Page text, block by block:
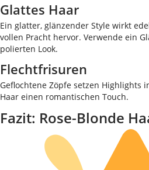
Glattes Haar
Ein glatter, glänzender Style wirkt
vollen Pracht hervor. Verwende ein
polierten Look.
Flechtfrisuren
Geflochtene Zöpfe setzen Highlights
Haar einen romantischen Touch.
Fazit: Rose-Blonde